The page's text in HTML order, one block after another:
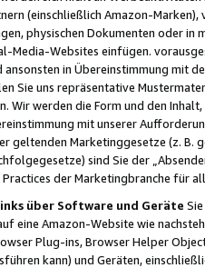
(einschließlich Amazon-
physischen Dokumenten oder in
Media-Websites einfügen.
in Übereinstimmung mit
Sie uns repräsentative
Wir werden die Form und den
mit unserer
geltenden Marketinggesetze (z. B.
sind Sie der
der Marketingbranche für
über Software und Geräte
eine Amazon-Website wie
Plug-ins, Browser Helper
kann) und Geräten,